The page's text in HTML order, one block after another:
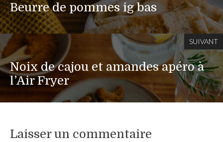
Beurre de pommes ig bas
SUIVANT
Noix de cajou et amandes apéro à
l’Air Fryer
Laisser un commentaire